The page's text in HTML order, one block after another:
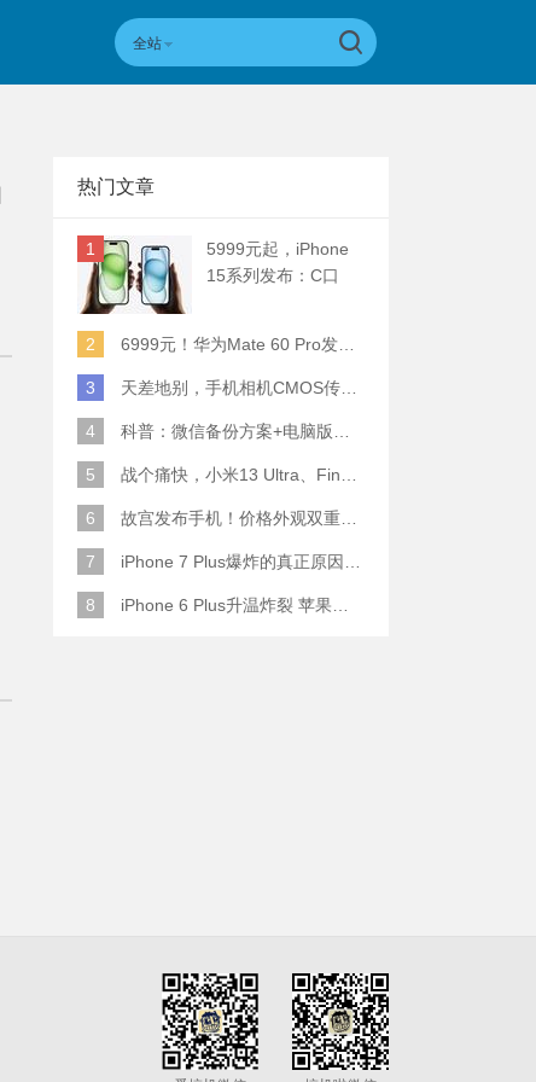
全站
热门文章
1
5999元起，iPhone
15系列发布：C口
2
6999元！华为Mate 60 Pro发布：麒麟9000S+卫星通话 (附初步跑分)
3 天差地别，手机相机CMOS传感器实际面积对比
4 科普：微信备份方案+电脑版丢失数据恢复指南
5 战个痛快，小米13 Ultra、Find X6 Pro、vivo X90 Pro+、小米12SU拍照横评
6 故宫发布手机！价格外观双重逆天！
7 iPhone 7 Plus爆炸的真正原因原来是这样
8 iPhone 6 Plus升温炸裂 苹果赔了一部全新的